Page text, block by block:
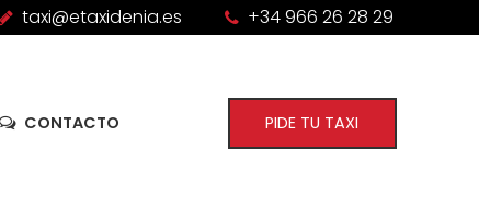
taxi@etaxidenia.es +34 966 26 28 29
CONTACTO PIDE TU TAXI